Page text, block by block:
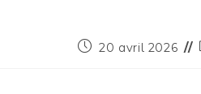
20 avril 2026